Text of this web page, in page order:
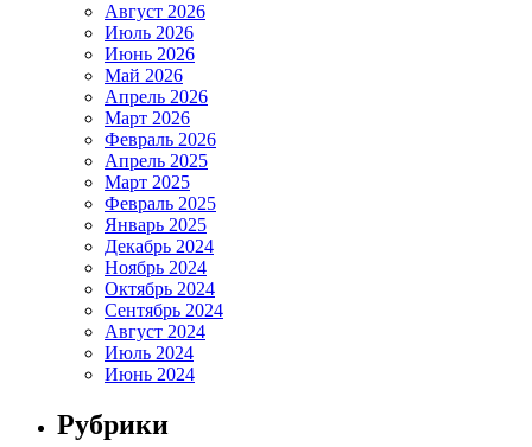
Август 2026
Июль 2026
Июнь 2026
Май 2026
Апрель 2026
Март 2026
Февраль 2026
Апрель 2025
Март 2025
Февраль 2025
Январь 2025
Декабрь 2024
Ноябрь 2024
Октябрь 2024
Сентябрь 2024
Август 2024
Июль 2024
Июнь 2024
Рубрики